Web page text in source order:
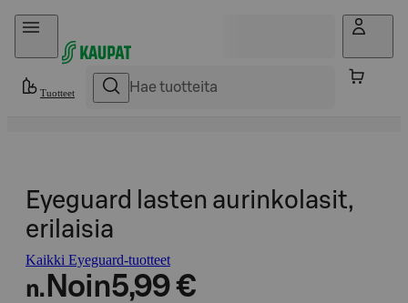
Hyppää sisältöön
Tuotteet
Eyeguard lasten aurinkolasit,
erilaisia
Kaikki Eyeguard-tuotteet
n. Noin5,99 €